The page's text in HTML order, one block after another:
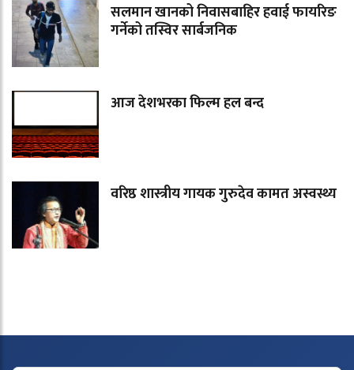
सलमान खानको निवासबाहिर हवाई फायरिङ
गर्नेको तस्विर सार्बजनिक
आज देशभरका फिल्म हल बन्द
वरिष्ठ शास्त्रीय गायक गुरुदेव कामत अस्वस्थ्य